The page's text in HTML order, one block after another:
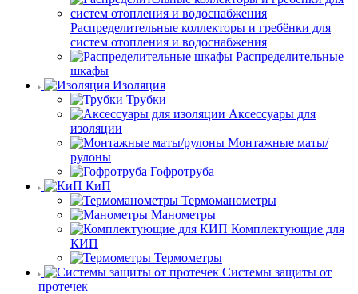
Распределительные коллекторы и гребёнки для
систем отопления и водоснабжения
Распределительные
шкафы
Изоляция
Трубки
Аксессуары для
изоляции
Монтажные маты/
рулоны
Гофротруба
КиП
Термоманометры
Манометры
Комплектующие для
КИП
Термометры
Системы защиты от
протечек